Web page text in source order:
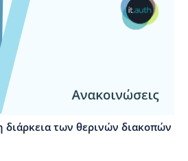
διάρκεια των θερινών διακοπών